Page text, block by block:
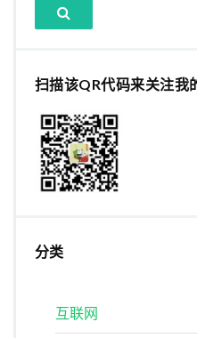
扫描该QR代码来关注我
分类
互联网